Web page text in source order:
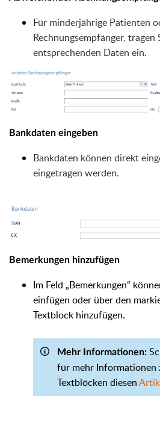
Für minderjährige Patienten
Rechnungsempfänger, tragen
entsprechenden Daten ein.
Bankdaten eingeben
Bankdaten können direkt
eingetragen werden.
Bemerkungen hinzufügen
Im Feld „Bemerkungen“
einfügen oder über den
Textblock hinzufügen.
Mehr Informationen:
für mehr Informationen
Textblöcken diesen